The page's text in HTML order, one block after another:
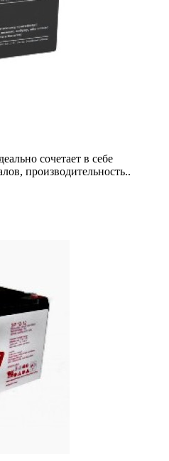
сочетает в себе
производительность..